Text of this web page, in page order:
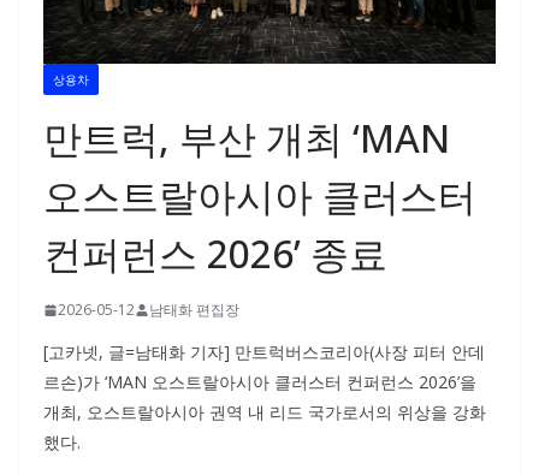
상용차
만트럭, 부산 개최 ‘MAN
오스트랄아시아 클러스터
컨퍼런스 2026’ 종료
2026-05-12 남태화 편집장
[고카넷, 글=남태화 기자] 만트럭버스코리아(사장 피터 안데
르손)가 ‘MAN 오스트랄아시아 클러스터 컨퍼런스 2026’을
개최, 오스트랄아시아 권역 내 리드 국가로서의 위상을 강화
했다.